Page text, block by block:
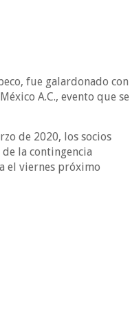
fue galardonado con
A.C., evento que se
de 2020, los socios
la contingencia
el viernes próximo